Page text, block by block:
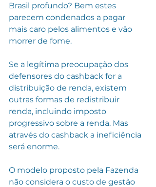
Brasil profundo? Bem estes
parecem condenados a pagar
mais caro pelos alimentos e vão
morrer de fome.
Se a legítima preocupação dos
defensores do cashback for a
distribuição de renda, existem
outras formas de redistribuir
renda, incluindo imposto
progressivo sobre a renda. Mas
através do cashback a ineficiência
será enorme.
O modelo proposto pela Fazenda
não considera o custo de gestão